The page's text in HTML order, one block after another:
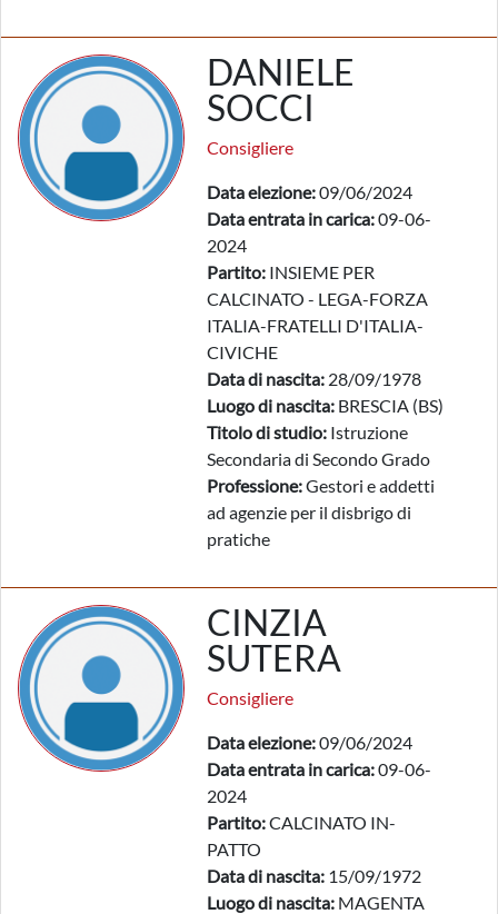
DANIELE
SOCCI
Consigliere
Data elezione:09/06/2024
Data entrata in carica:09-06-
2024
Partito: INSIEME PER
CALCINATO - LEGA-FORZA
ITALIA-FRATELLI D'ITALIA-
CIVICHE
Data di nascita: 28/09/1978
Luogo di nascita: BRESCIA (BS)
Titolo di studio: Istruzione
Secondaria di Secondo Grado
Professione:Gestori e addetti
ad agenzie per il disbrigo di
pratiche
CINZIA
SUTERA
Consigliere
Data elezione:09/06/2024
Data entrata in carica:09-06-
2024
Partito:CALCINATO IN-
PATTO
Data di nascita: 15/09/1972
Luogo di nascita: MAGENTA